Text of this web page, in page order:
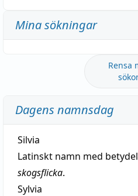
Mina sökningar
Rensa
Dagens namnsdag
Silvia
Latinskt namn med
skogsflicka.
Sylvia